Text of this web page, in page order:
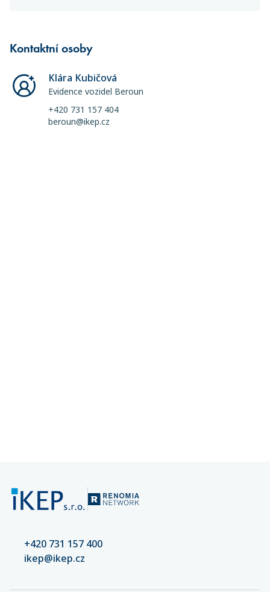
Kontaktní osoby
Klára Kubičová
Evidence vozidel Beroun
+420 731 157 404
beroun@ikep.cz
+420 731 157 400
ikep@ikep.cz